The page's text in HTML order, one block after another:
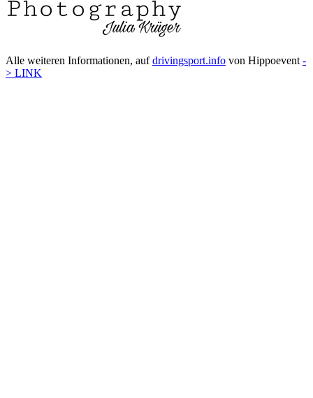
Alle weiteren Informationen, aufdrivingsport.info von Hippoevent -
> LINK